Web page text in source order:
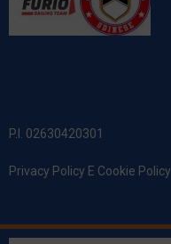
P.I. 02630420301
Privacy Policy E Cookie Policy